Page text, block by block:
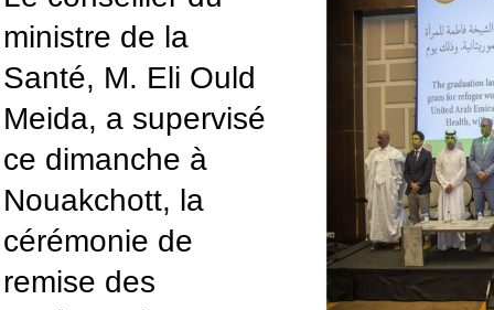
ministre de la
Santé, M. Eli Ould
Meida, a supervisé
ce dimanche à
Nouakchott, la
cérémonie de
remise des